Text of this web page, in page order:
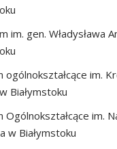
im. gen. Władysława
ogólnokształcące im.
Białymstoku
Ogólnokształcące im.
w Białymstoku